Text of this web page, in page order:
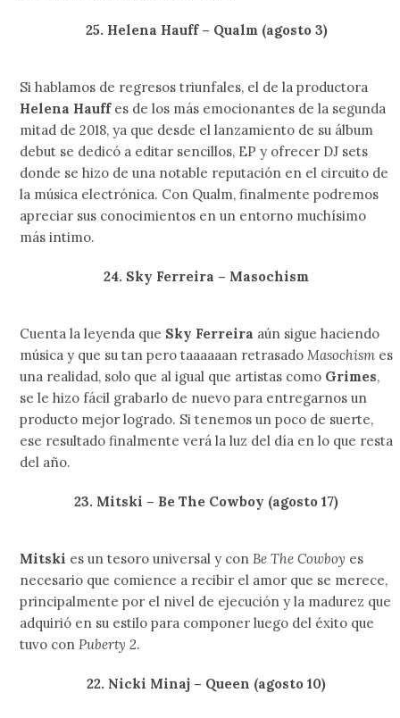
25. Helena Hauff – Qualm (agosto 3)
Si hablamos de regresos triunfales, el de la productora
Helena Hauffes de los más emocionantes de la segunda
mitad de 2018, ya que desde el lanzamiento de su álbum
debut se dedicó a editar sencillos, EP y ofrecer DJ sets
donde se hizo de una notable reputación en el circuito de
la música electrónica. Con Qualm, finalmente podremos
apreciar sus conocimientos en un entorno muchísimo
más intimo.
24. Sky Ferreira – Masochism
Cuenta la leyenda que Sky Ferreira aún sigue haciendo
música y que su tan pero taaaaaan retrasado Masochism es
una realidad, solo que al igual que artistas como Grimes,
se le hizo fácil grabarlo de nuevo para entregarnos un
producto mejor logrado. Si tenemos un poco de suerte,
ese resultado finalmente verá la luz del día en lo que resta
del año.
23. Mitski – Be The Cowboy (agosto 17)
Mitski es un tesoro universal y con Be The Cowboy es
necesario que comience a recibir el amor que se merece,
principalmente por el nivel de ejecución y la madurez que
adquirió en su estilo para componer luego del éxito que
tuvo con Puberty 2.
22. Nicki Minaj – Queen (agosto 10)